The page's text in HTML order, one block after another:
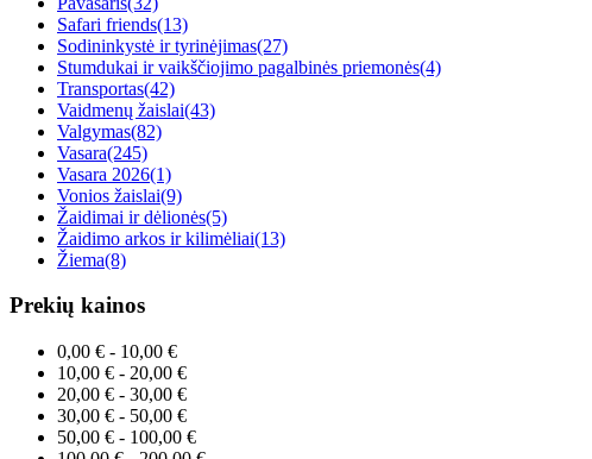
Safari friends(13)
Sodininkystė ir tyrinėjimas(27)
Stumdukai ir vaikščiojimo pagalbinės priemonės(4)
Transportas(42)
Vaidmenų žaislai(43)
Valgymas(82)
Vasara(245)
Vasara 2026(1)
Vonios žaislai(9)
Žaidimai ir dėlionės(5)
Žaidimo arkos ir kilimėliai(13)
Žiema(8)
Prekių kainos
0,00 € - 10,00 €
10,00 € - 20,00 €
20,00 € - 30,00 €
30,00 € - 50,00 €
50,00 € - 100,00 €